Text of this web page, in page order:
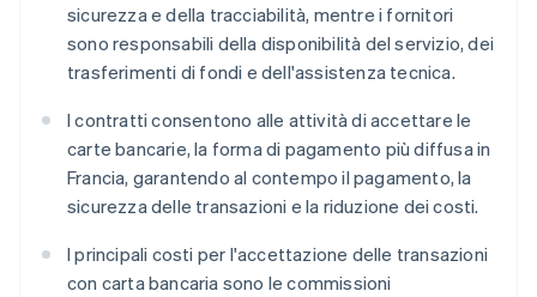
sicurezza e della tracciabilità, mentre i fornitori
sono responsabili della disponibilità del servizio, dei
trasferimenti di fondi e dell'assistenza tecnica.
I contratti consentono alle attività di accettare le
carte bancarie, la forma di pagamento più diffusa in
Francia, garantendo al contempo il pagamento, la
sicurezza delle transazioni e la riduzione dei costi.
I principali costi per l'accettazione delle transazioni
con carta bancaria sono le commissioni